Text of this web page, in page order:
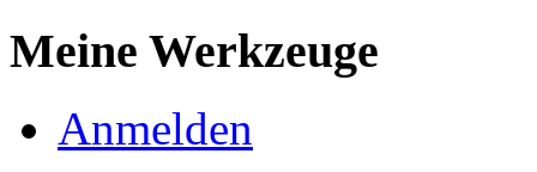
Meine Werkzeuge
Anmelden